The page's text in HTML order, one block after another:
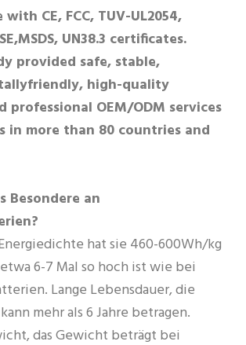
CE, FCC, TUV-UL2054,
UN38.3 certificates.
provided safe, stable,
high-quality
professional OEM/ODM services
in more than 80 countries and
Besondere an
hat sie 460-600Wh/kg
6-7 Mal so hoch ist wie bei
Lange Lebensdauer, die
mehr als 6 Jahre betragen.
das Gewicht beträgt bei